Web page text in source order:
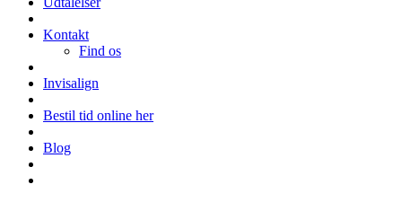
Kontakt
Find os
Invisalign
Bestil tid online her
Blog